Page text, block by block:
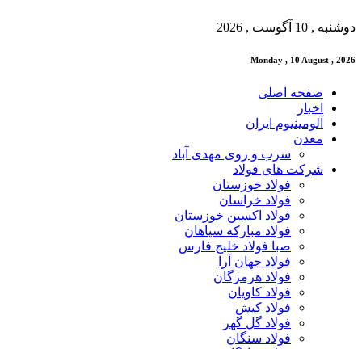
دوشنبه , 10 آگوست , 2026
Monday , 10 August , 2026
صفحه اصلی
اخبار
آلومینیوم ایران
معدن
سرب و روی مهدی آباد
شرکت های فولاد
فولاد خوزستان
فولاد خراسان
فولاد اکسین خوزستان
فولاد مبارکه سپاهان
صبا فولاد خلیج فارس
فولاد جهان آرا
فولاد هرمزگان
فولاد کاویان
فولاد کیش
فولاد گل گهر
فولاد سنگان